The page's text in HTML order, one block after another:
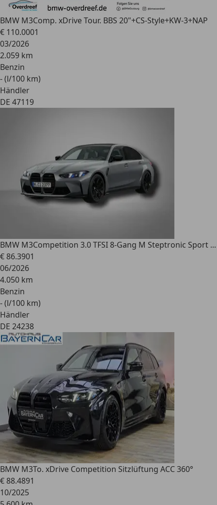
BMW M3Comp. xDrive Tour. BBS 20"+CS-Style+KW-3+NAP
€ 110.0001
03/2026
2.059 km
Benzin
- (l/100 km)
Händler
DE 47119
BMW M3Competition 3.0 TFSI 8-Gang M Steptronic Sport ...
€ 86.3901
06/2026
4.050 km
Benzin
- (l/100 km)
Händler
DE 24238
BMW M3To. xDrive Competition Sitzlüftung ACC 360°
€ 88.4891
10/2025